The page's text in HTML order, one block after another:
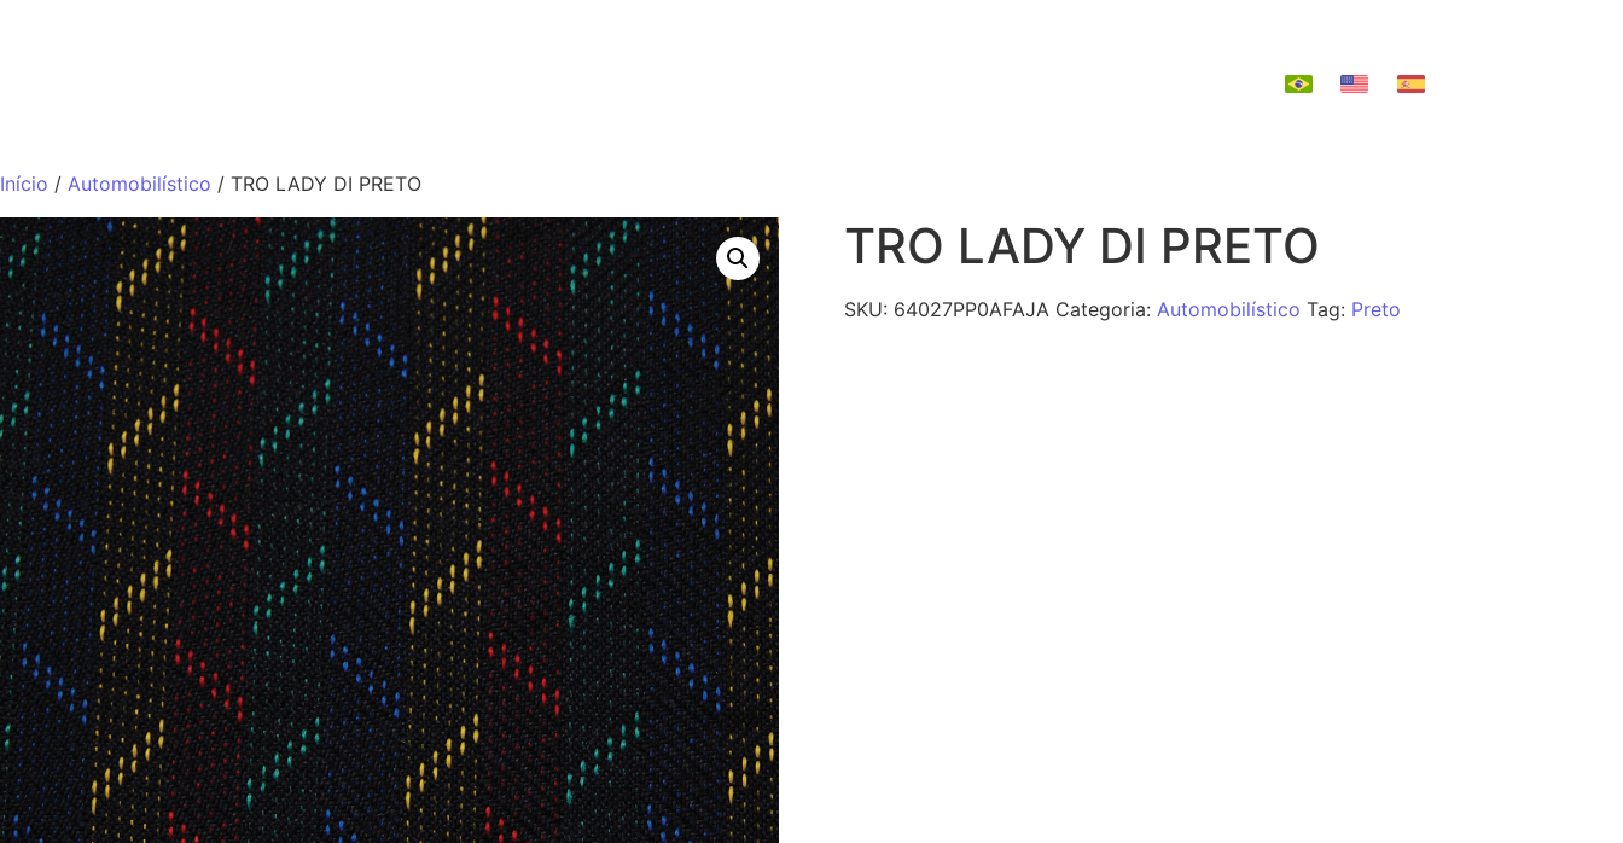
Início / Automobilístico / TRO LADY DI PRETO
TRO LADY DI PRETO
SKU: 64027PP0AFAJA Categoria: Automobilístico Tag: Preto